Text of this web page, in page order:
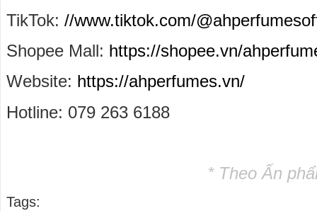
TikTok: //www.tiktok.com/
Shopee Mall: https://shopee.vn/
Website: https://ahperfumes.vn/
Hotline: 079 263 6188
* Theo Ấn
Tags: